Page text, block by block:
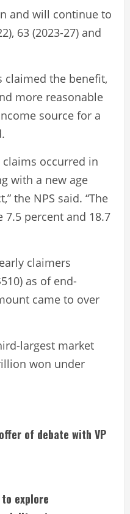
and will continue to
63 (2023-27) and
claimed the benefit,
more reasonable
source for a
claims occurred in
with a new age
the NPS said. “The
7.5 percent and 18.7
claimers
as of end-
came to over
largest market
won under
of debate with VP
to explore